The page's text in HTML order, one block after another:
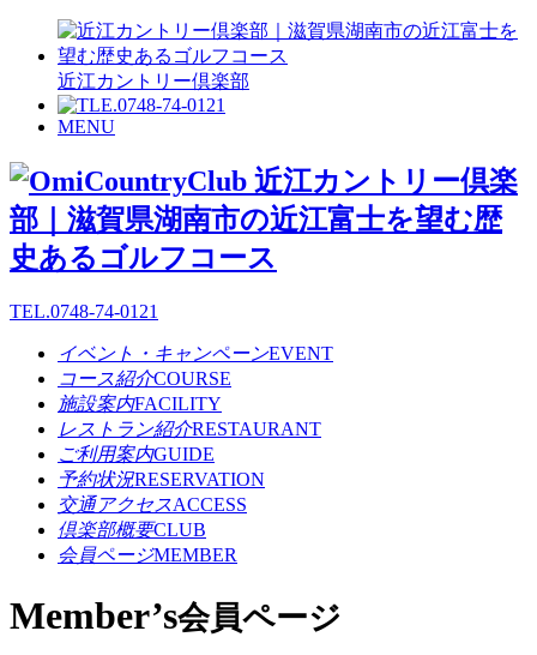
近江カントリー倶楽部
MENU
TEL.0748-74-0121
イベント・キャンペーンEVENT
コース紹介COURSE
施設案内FACILITY
レストラン紹介RESTAURANT
ご利用案内GUIDE
予約状況RESERVATION
交通アクセスACCESS
倶楽部概要CLUB
会員ページMEMBER
Member’s会員ページ